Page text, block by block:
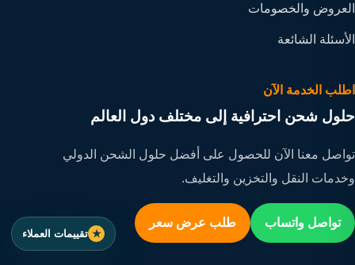
العروض والخصومات
الأسئلة الشائعة
اطلب الخدمة الآن
حلول شحن احترافية إلى مختلف دول العالم
تواصل معنا الآن للحصول على أفضل حلول الشحن الدولي
وخدمات النقل والتخزين والتغليف.
تواصل واتساب طلب عرض سعر
تقييمات العملاء